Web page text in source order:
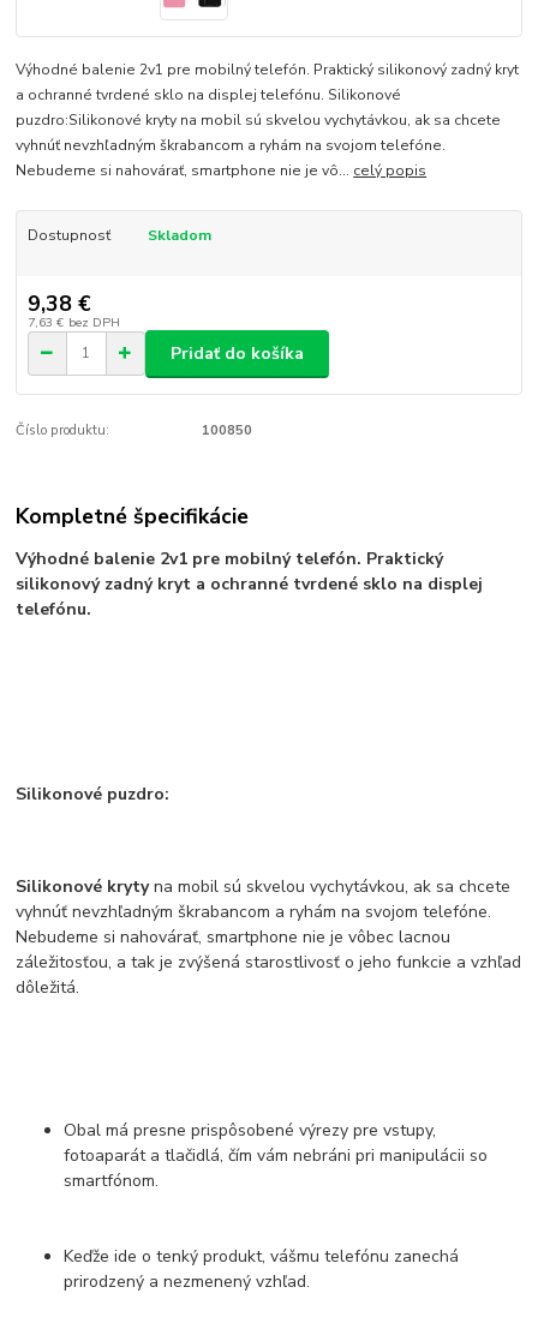
Výhodné balenie 2v1 pre mobilný telefón. Praktický silikonový zadný kryt
a ochranné tvrdené sklo na displej telefónu. Silikonové
puzdro:Silikonové kryty na mobil sú skvelou vychytávkou, ak sa chcete
vyhnúť nevzhľadným škrabancom a ryhám na svojom telefóne.
Nebudeme si nahovárať, smartphone nie je vô... celý popis
Dostupnosť Skladom
9,38 €
7,63 € bez DPH
Pridať do košíka
Číslo produktu: 100850
Kompletné špecifikácie
Výhodné balenie 2v1 pre mobilný telefón. Praktický
silikonový zadný kryt a ochranné tvrdené sklo na displej
telefónu.
Silikonové puzdro:
Silikonové krytyna mobil sú skvelou vychytávkou, ak sa chcete
vyhnúť nevzhľadným škrabancom a ryhám na svojom telefóne.
Nebudeme si nahovárať, smartphone nie je vôbec lacnou
záležitosťou, a tak je zvýšená starostlivosť o jeho funkcie a vzhľad
dôležitá.
Obal má presne prispôsobené výrezy pre vstupy,
fotoaparát a tlačidlá, čím vám nebráni pri manipulácii so
smartfónom.
Keďže ide o tenký produkt, vášmu telefónu zanechá
prirodzený a nezmenený vzhľad.